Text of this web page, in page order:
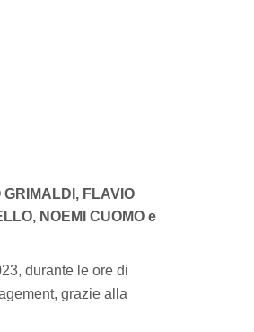
FLAVIO
NOEMI CUOMO e
durante le ore di
grazie alla